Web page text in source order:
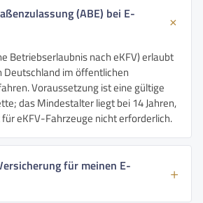
(ABE) bei E-
Betriebserlaubnis nach eKFV) erlaubt
Deutschland im öffentlichen
Voraussetzung ist eine gültige
das Mindestalter liegt bei 14 Jahren,
eKFV-Fahrzeuge nicht erforderlich.
für meinen E-